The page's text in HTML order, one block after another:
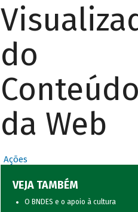
do
Conteúdo
da Web
Ações
VEJA TAMBÉM
O BNDES e o apoio à cultura